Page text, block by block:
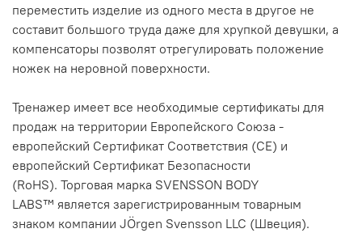
переместить изделие из одного места в другое не
составит большого труда даже для хрупкой девушки, а
компенсаторы позволят отрегулировать положение
ножек на неровной поверхности.
Тренажер имеет все необходимые сертификаты для
продаж на территории Европейского Союза -
европейский Сертификат Соответствия (CE) и
европейский Сертификат Безопасности
(RoHS). Торговая марка SVENSSON BODY
LABS™ является зарегистрированным товарным
знаком компании JÖrgen Svensson LLC (Швеция).